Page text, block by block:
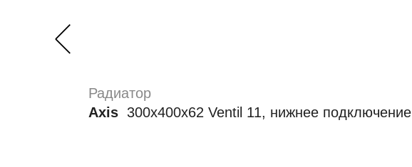
Радиатор
Axis 300х400х62 Ventil 11, нижнее подключение